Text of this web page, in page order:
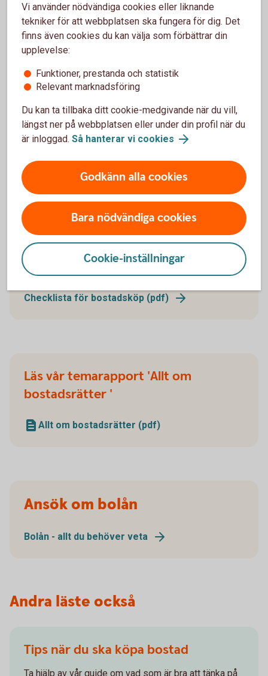
Arturo Arques
Privatekonom
För att se detta innehåll behöver du först
och statistik.
Inställningar för cookies
Ladda ner checklistan
Checklista för bostadsköp (pdf)
Läs vår temarapport 'Allt om
bostadsrätter '
Allt om bostadsrätter (pdf)
Ansök om bolån
Bolån - allt du behöver veta
Andra läste också
Tips när du ska köpa bostad
Ta hjälp av vår guide om vad som är bra att tänka på
Vi använder nödvändiga cookies eller liknande
tekniker för att webbplatsen ska fungera för dig. Det
finns även cookies du kan välja som förbättrar din
upplevelse:
Funktioner, prestanda och statistik
Relevant marknadsföring
Du kan ta tillbaka ditt cookie-medgivande när du vill,
längst ner på webbplatsen eller under din profil när du
är inloggad. Så hanterar vi cookies
Godkänn alla cookies
Bara nödvändiga cookies
Cookie-inställningar